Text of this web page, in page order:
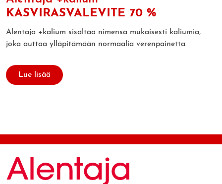
KASVIRASVALEVITE 70 %
Alentaja +kalium sisältää nimensä mukaisesti kaliumia,
joka auttaa ylläpitämään normaalia verenpainetta.
Lue lisää